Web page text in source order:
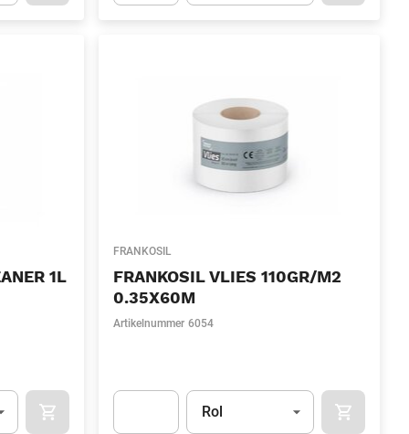
1L
APOK.CATEGORY.PRODUCTS.CART.ADDTOCART
FRANKOSIL
FRANKOSIL VLIES 110GR/M2
0.35X60M
Artikelnummer 6054
Eenheid
Rol